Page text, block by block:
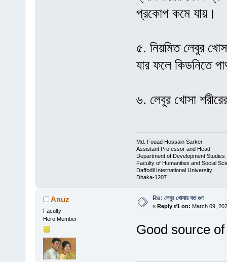
প্রকোপ কমে যায়।
৫. নিয়মিত লেবুর
যার ফলে কিডনিতে
৬. লেবুর খোসা
Md. Fouad Hossain Sarker
Assistant Professor and Head
Department of Development Studies
Faculty of Humanities and Social
Daffodil International University
Dhaka-1207
Anuz
Faculty
Hero Member
Re: লেবুর খোসার যত গুণ
« Reply #1 on: March 09,
Good source